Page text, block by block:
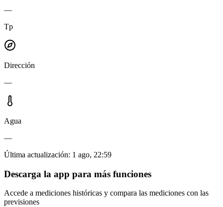
—
Tp
Dirección
—
Agua
—
Última actualización: 1 ago, 22:59
Descarga la app para más funciones
Accede a mediciones históricas y compara las mediciones con las
previsiones